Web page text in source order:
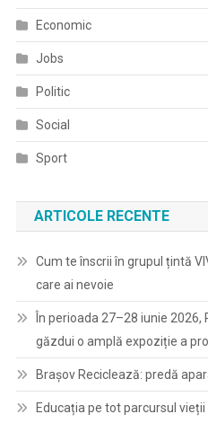
Economic
Jobs
Politic
Social
Sport
ARTICOLE RECENTE
Cum te înscrii în grupul țintă
care ai nevoie
În perioada 27–28 iunie
găzdui o amplă expoziție a
Brașov Reciclează: predă
Educația pe tot parcursul